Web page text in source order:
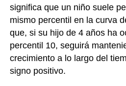
significa que un niño suele
mismo percentil en la curva
que, si su hijo de 4 años ha
percentil 10, seguirá
crecimiento a lo largo del
signo positivo.